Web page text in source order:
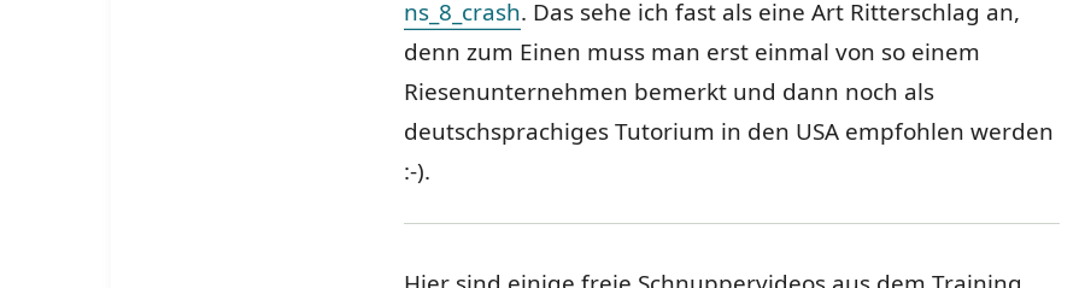
ns_8_crash. Das sehe ich fast als eine Art Ritterschlag an,
denn zum Einen muss man erst einmal von so einem
Riesenunternehmen bemerkt und dann noch als
deutschsprachiges Tutorium in den USA empfohlen werden
:-).